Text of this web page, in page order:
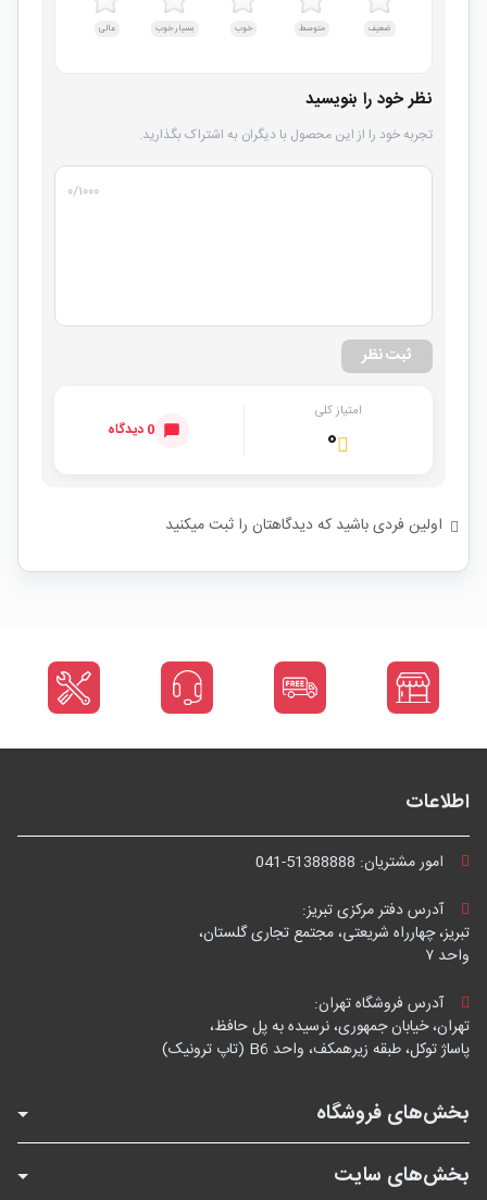
ضعیف متوسط خوب بسیار خوب عالی
نظر خود را بنویسید
تجربه خود را از این محصول با دیگران به اشتراک بگذارید.
۰/۱۰۰۰
ثبت نظر
امتیاز کلی
۰ 0 دیدگاه
اولین فردی باشید که دیدگاهتان را ثبت میکنید
اطلاعات
امور مشتریان: 041-51388888
آدرس دفتر مرکزی تبریز:
تبریز، چهارراه شریعتی، مجتمع تجاری گلستان،
واحد ۷
آدرس فروشگاه تهران:
تهران، خیابان جمهوری، نرسیده به پل حافظ،
پاساژ توکل، طبقه زیرهمکف، واحد B6 (تاپ ترونیک)
بخش‌های فروشگاه
بخش‌های سایت